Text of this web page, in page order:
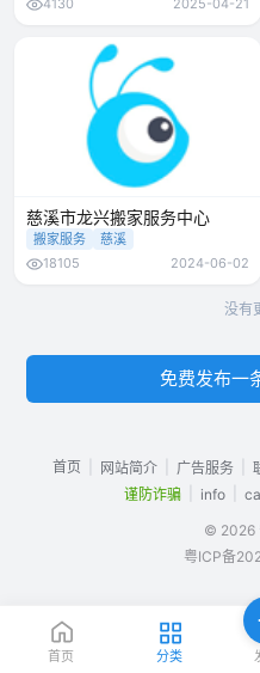
4130
2025-04-21
慈溪市龙兴搬家服务中心
搬家服务
慈溪
18105
2024-06-02
没有
免费发布一
首页 网站简介 广告服务
谨防诈骗
info
© 2026
粤ICP备
首页 分类